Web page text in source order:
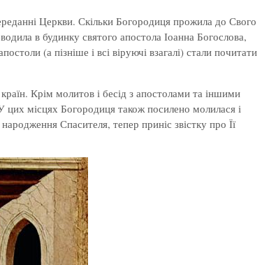
Церкви. Скільки Богородиця прожила до Свого
в будинку святого апостола Іоанна Богослова,
(а пізніше і всі віруючі взагалі) стали почитати
Крім молитов і бесід з апостолами та іншими
місцях Богородиця також посилено молилася і
Спасителя, тепер приніс звістку про Її